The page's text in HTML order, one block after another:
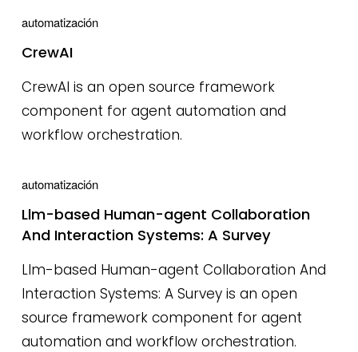
automatización
CrewAI
CrewAI is an open source framework
component for agent automation and
workflow orchestration.
automatización
Llm-based Human-agent Collaboration
And Interaction Systems: A Survey
Llm-based Human-agent Collaboration And
Interaction Systems: A Survey is an open
source framework component for agent
automation and workflow orchestration.